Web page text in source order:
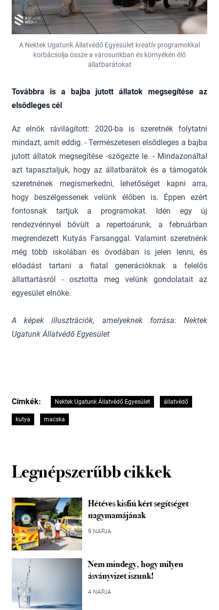
A Nektek Ugatunk Állatvédő Egyesület kreatív programokkal
korbácsolja össze a városunkban és környékén élő
állatbarátokat
Továbbra is a bajba jutott állatok megsegítése az
elsődleges cél
Az elnök rávilágított: 2020-ba is szeretnék folytatni
mindazt, amit eddig. - Természetesen elsődleges a bajba
jutott állatok megsegítése -szögezte le. - Mindazonáltal
azt tapasztaljuk, hogy az állatbarátok és a támogatók
szeretnének megismerkedni, lehetőséget kapni arra,
hogy beszélgessenek velünk élőben is. Éppen ezért
fontosnak tartjuk a programokat. Idén egy új
rendezvénnyel bővült a repertoárunk, a februárban
megrendezett Kutyás Farsanggal. Valamint szeretnénk
még több iskolában és óvodában is jelen lenni, és
előadást tartani a fiatal generációknak a felelős
állattartásról - osztotta meg velünk gondolatait az
egyesület elnöke.
A képek illusztrációk, amelyeknek forrása: Nektek
Ugatunk Állatvédő Egyesület
Címkék: Nektek Ugatunk Állatvédő Egyesület állatvédő
kutya macska
Legnépszerűbb cikkek
Hétéves kisfiú kért segítséget
nagymamájának
9 NAPJA
Nem mindegy, hogy milyen
ásványvizet iszunk!
4 NAPJA